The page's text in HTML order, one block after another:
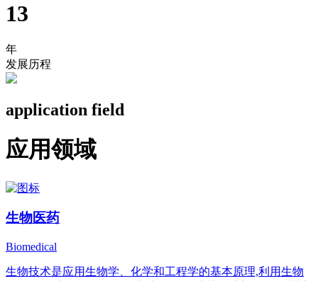
13
年
发展历程
application field
应用领域
生物医药
Biomedical
生物技术是应用生物学、化学和工程学的基本原理,利用生物